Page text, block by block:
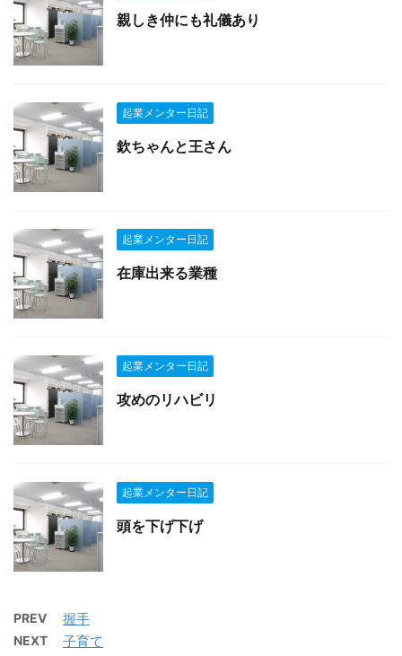
親しき仲にも礼儀あり
起業メンター日記
欽ちゃんと王さん
起業メンター日記
在庫出来る業種
起業メンター日記
攻めのリハビリ
起業メンター日記
頭を下げ下げ
PREV 握手
NEXT 子育て